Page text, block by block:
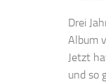
Drei
Album
Jetzt
und so